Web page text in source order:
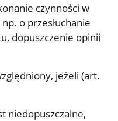
czynności w
o przesłuchanie
dopuszczenie opinii
jeżeli (art.
niedopuszczalne,